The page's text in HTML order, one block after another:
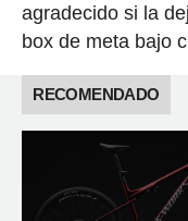
agradecido si la
box de meta bajo
RECOMENDADO